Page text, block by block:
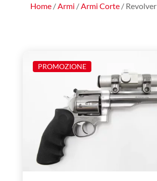
Home/Armi /Armi Corte/ Revolver
PROMOZIONE